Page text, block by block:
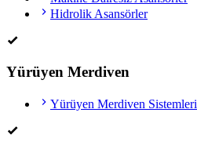
Hidrolik Asansörler
Yürüyen Merdiven
Yürüyen Merdiven Sistemleri